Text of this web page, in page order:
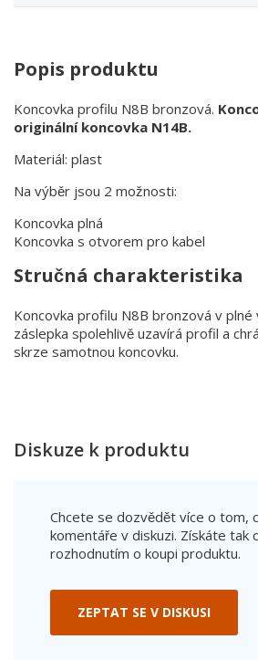
Popis produktu
Koncovka profilu N8B bronzová.
originální koncovka N14B.
Materiál: plast
Na výběr jsou 2 možnosti:
Koncovka plná
Koncovka s otvorem pro kabel
Stručná charakteristika
Koncovka profilu N8B bronzová v
záslepka spolehlivě uzavírá profil a
skrze samotnou koncovku.
Diskuze k produktu
Chcete se dozvědět více o tom,
komentáře v diskuzi. Získáte tak
rozhodnutím o koupi produktu.
ZEPTAT SE V DISKUSI